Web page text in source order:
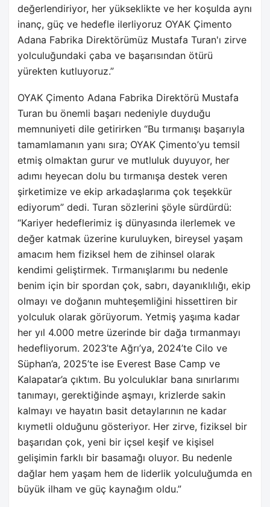
değerlendiriyor, her yükseklikte ve her koşulda aynı
inanç, güç ve hedefle ilerliyoruz OYAK Çimento
Adana Fabrika Direktörümüz Mustafa Turan'ı zirve
yolculuğundaki çaba ve başarısından ötürü
yürekten kutluyoruz.”
OYAK Çimento Adana Fabrika Direktörü Mustafa
Turan bu önemli başarı nedeniyle duyduğu
memnuniyeti dile getirirken “Bu tırmanışı başarıyla
tamamlamanın yanı sıra; OYAK Çimento’yu temsil
etmiş olmaktan gurur ve mutluluk duyuyor, her
adımı heyecan dolu bu tırmanışa destek veren
şirketimize ve ekip arkadaşlarıma çok teşekkür
ediyorum” dedi. Turan sözlerini şöyle sürdürdü:
“Kariyer hedeflerimiz iş dünyasında ilerlemek ve
değer katmak üzerine kuruluyken, bireysel yaşam
amacım hem fiziksel hem de zihinsel olarak
kendimi geliştirmek. Tırmanışlarımı bu nedenle
benim için bir spordan çok, sabrı, dayanıklılığı, ekip
olmayı ve doğanın muhteşemliğini hissettiren bir
yolculuk olarak görüyorum. Yetmiş yaşıma kadar
her yıl 4.000 metre üzerinde bir dağa tırmanmayı
hedefliyorum. 2023’te Ağrı’ya, 2024’te Cilo ve
Süphan’a, 2025’te ise Everest Base Camp ve
Kalapatar’a çıktım. Bu yolculuklar bana sınırlarımı
tanımayı, gerektiğinde aşmayı, krizlerde sakin
kalmayı ve hayatın basit detaylarının ne kadar
kıymetli olduğunu gösteriyor. Her zirve, fiziksel bir
başarıdan çok, yeni bir içsel keşif ve kişisel
gelişimin farklı bir basamağı oluyor. Bu nedenle
dağlar hem yaşam hem de liderlik yolculuğumda en
büyük ilham ve güç kaynağım oldu.”